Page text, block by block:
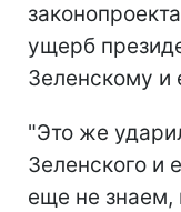
ущерб
Зеленскому и
"Это же
Зеленского и
еще не знаем,